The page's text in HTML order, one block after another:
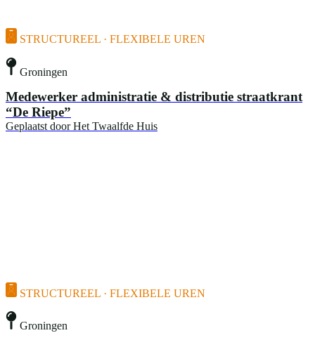
STRUCTUREEL · FLEXIBELE UREN
Groningen
Medewerker administratie & distributie straatkrant
“De Riepe”
Geplaatst door Het Twaalfde Huis
STRUCTUREEL · FLEXIBELE UREN
Groningen